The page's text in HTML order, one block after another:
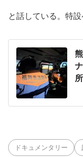
と話している。特
ドキュメンタリー